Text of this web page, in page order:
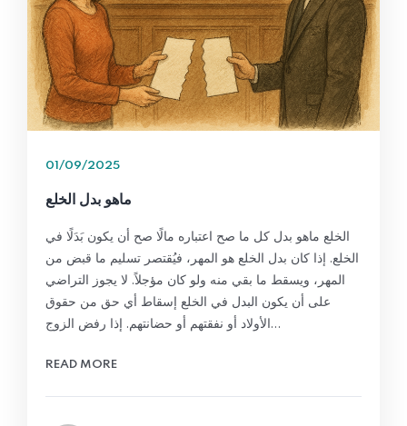
01/09/2025
ماهو بدل الخلع
الخلع ماهو بدل كل ما صح اعتباره مالًا صح أن يكون بَدَلًا في
الخلع. إذا كان بدل الخلع هو المهر، فيُقتصر تسليم ما قبض من
المهر، ويسقط ما بقي منه ولو كان مؤجلاً. لا يجوز التراضي
على أن يكون البدل في الخلع إسقاط أي حق من حقوق
الأولاد أو نفقتهم أو حضانتهم. إذا رفض الزوج…
READ MORE